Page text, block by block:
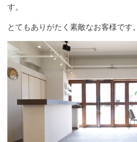
す。
とてもありがたく素敵なお客様です。